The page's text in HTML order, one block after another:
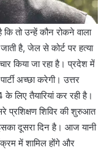
तो उन्हें कौन रोकने वाला
है, जेल से कोर्ट पर हत्या
किया जा रहा है। प्रदेश में
अच्छा करेगी। उत्तर
लिए तैयारियां कर रही है।
प्रशिक्षण शिविर की शुरुआत
दूसरा दिन है। आज यानी
में शामिल होंगे और